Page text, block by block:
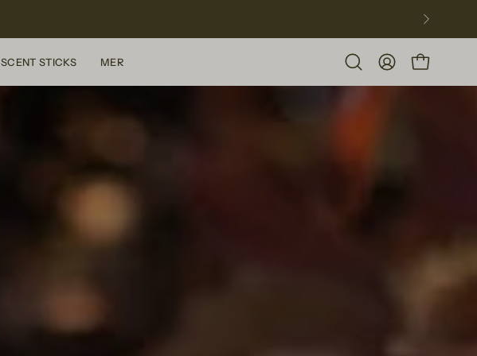
SCENT STICKS MER
Open
MY
OPEN CART